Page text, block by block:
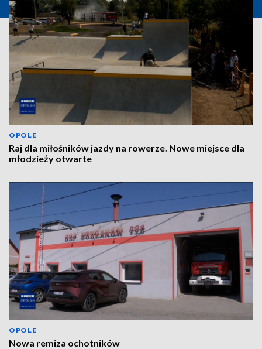
OPOLE
Raj dla miłośników jazdy na rowerze. Nowe miejsce dla
młodzieży otwarte
OPOLE
Nowa remiza ochotników